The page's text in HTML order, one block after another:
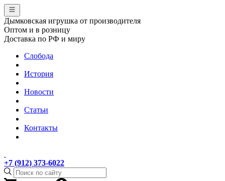
Дымковская игрушка от производителя
Оптом и в розницу
Доставка по РФ и миру
Слобода
История
Новости
Статьи
Контакты
+7 (912) 373-6022